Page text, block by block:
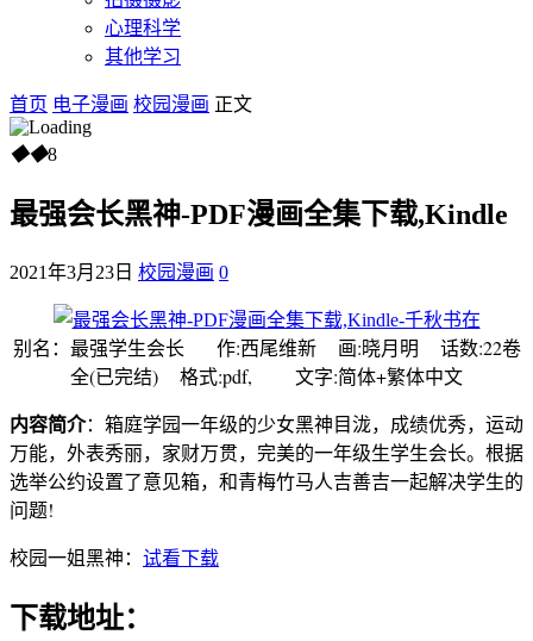
心理科学
其他学习
首页 电子漫画 校园漫画 正文
◆◆8
最强会长黑神-PDF漫画全集下载,Kindle
2021年3月23日 校园漫画 0
别名：最强学生会长 作:西尾维新 画:晓月明 话数:22卷
全(已完结) 格式:pdf, 文字:简体+繁体中文
内容简介：箱庭学园一年级的少女黑神目泷，成绩优秀，运动
万能，外表秀丽，家财万贯，完美的一年级生学生会长。根据
选举公约设置了意见箱，和青梅竹马人吉善吉一起解决学生的
问题!
校园一姐黑神： 试看下载
下载地址：